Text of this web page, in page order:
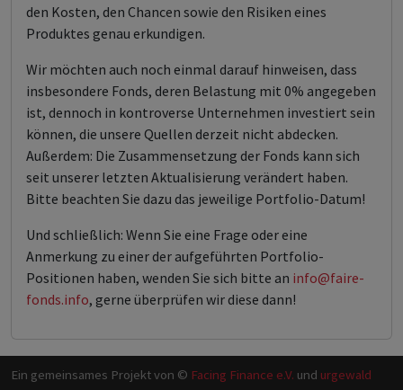
den Kosten, den Chancen sowie den Risiken eines
Produktes genau erkundigen.
Wir möchten auch noch einmal darauf hinweisen, dass
insbesondere Fonds, deren Belastung mit 0% angegeben
ist, dennoch in kontroverse Unternehmen investiert sein
können, die unsere Quellen derzeit nicht abdecken.
Außerdem: Die Zusammensetzung der Fonds kann sich
seit unserer letzten Aktualisierung verändert haben.
Bitte beachten Sie dazu das jeweilige Portfolio-Datum!
Und schließlich: Wenn Sie eine Frage oder eine
Anmerkung zu einer der aufgeführten Portfolio-
Positionen haben, wenden Sie sich bitte an info@faire-
fonds.info, gerne überprüfen wir diese dann!
Ein gemeinsames Projekt von © Facing Finance e.V. und urgewald